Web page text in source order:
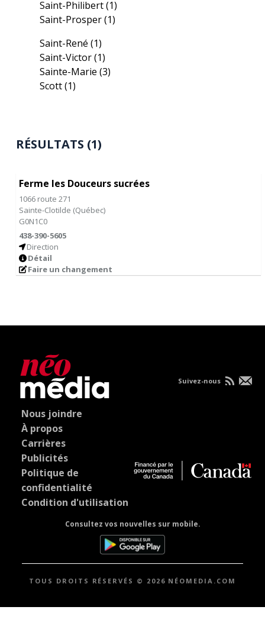
Saint-Philibert(1)
Saint-Prosper(1)
Saint-René(1)
Saint-Victor(1)
Sainte-Marie(3)
Scott(1)
RÉSULTATS (1)
Ferme les Douceurs sucrées
1066 route 271
Sainte-Clotilde (Québec)
G0N1C0
438-390-5605
Direction
Détail
Faire un changement
Nous joindre
À propos
Carrières
Publicités
Politique de
confidentialité
Condition d'utilisation
Consultez vos nouvelles sur mobile.
Suivez-nous
TOUS DROITS RÉSERVÉS © 2026 NÉOMEDIA.COM